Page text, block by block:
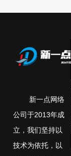
新一点网络
公司于2013年成
立，我们坚持以
技术为依托，以